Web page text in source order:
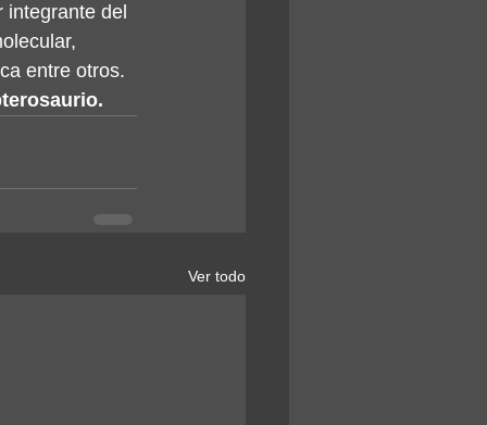
del
entre otros.
Ver todo